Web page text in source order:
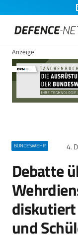
Anzeige
BUNDESWEHR 4.
Debatte
und